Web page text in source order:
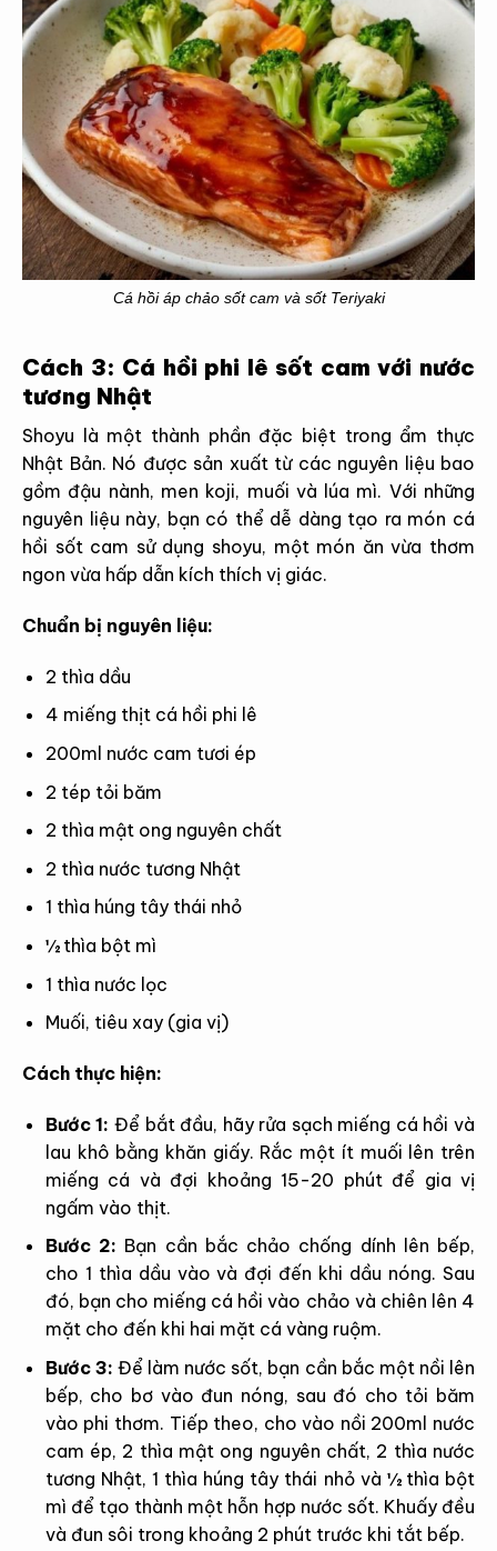
Cá hồi áp chảo sốt cam và sốt Teriyaki
Cách 3: Cá hồi phi lê sốt cam với nước
tương Nhật
Shoyu là một thành phần đặc biệt trong ẩm thực
Nhật Bản. Nó được sản xuất từ các nguyên liệu bao
gồm đậu nành, men koji, muối và lúa mì. Với những
nguyên liệu này, bạn có thể dễ dàng tạo ra món cá
hồi sốt cam sử dụng shoyu, một món ăn vừa thơm
ngon vừa hấp dẫn kích thích vị giác.
Chuẩn bị nguyên liệu:
2 thìa dầu
4 miếng thịt cá hồi phi lê
200ml nước cam tươi ép
2 tép tỏi băm
2 thìa mật ong nguyên chất
2 thìa nước tương Nhật
1 thìa húng tây thái nhỏ
½ thìa bột mì
1 thìa nước lọc
Muối, tiêu xay (gia vị)
Cách thực hiện:
Bước 1: Để bắt đầu, hãy rửa sạch miếng cá hồi và
lau khô bằng khăn giấy. Rắc một ít muối lên trên
miếng cá và đợi khoảng 15-20 phút để gia vị
ngấm vào thịt.
Bước 2: Bạn cần bắc chảo chống dính lên bếp,
cho 1 thìa dầu vào và đợi đến khi dầu nóng. Sau
đó, bạn cho miếng cá hồi vào chảo và chiên lên 4
mặt cho đến khi hai mặt cá vàng ruộm.
Bước 3: Để làm nước sốt, bạn cần bắc một nồi lên
bếp, cho bơ vào đun nóng, sau đó cho tỏi băm
vào phi thơm. Tiếp theo, cho vào nồi 200ml nước
cam ép, 2 thìa mật ong nguyên chất, 2 thìa nước
tương Nhật, 1 thìa húng tây thái nhỏ và ½ thìa bột
mì để tạo thành một hỗn hợp nước sốt. Khuấy đều
và đun sôi trong khoảng 2 phút trước khi tắt bếp.